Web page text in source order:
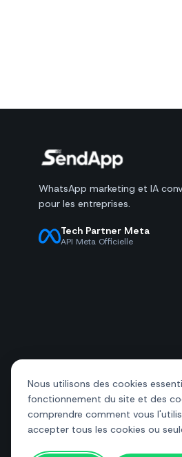
Nous utilisons des cookies
fonctionnement du site et des
comprendre comment vous
accepter tous les cookies ou
WhatsApp marketing et IA
pour les entreprises.
Tech Partner Meta
API Meta Officielle
+39 081 544 7792